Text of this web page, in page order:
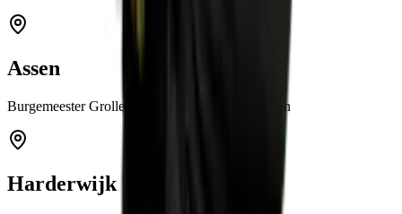
Assen
Burgemeester Grollemanweg 12a 9405 TN Assen
Harderwijk